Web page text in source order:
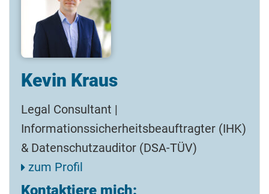
Kevin Kraus
Legal Consultant |
Informationssicherheitsbeauftragter (IHK)
& Datenschutzauditor (DSA-TÜV)
zum Profil
Kontaktiere mich: